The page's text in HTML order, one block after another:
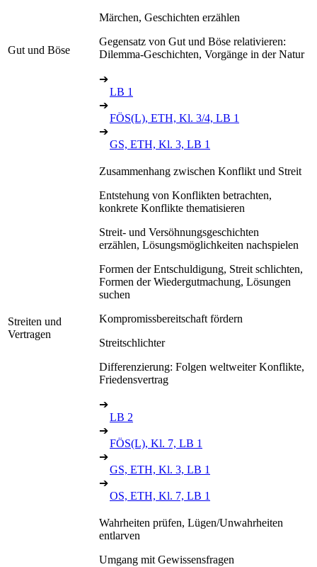
Gut und Böse
Märchen, Geschichten erzählen
Gegensatz von Gut und Böse relativieren:
Dilemma-Geschichten, Vorgänge in der Natur
➔
LB 1
➔
FÖS(L), ETH, Kl. 3/4, LB 1
➔
GS, ETH, Kl. 3, LB 1
Streiten und
Vertragen
Zusammenhang zwischen Konflikt und Streit
Entstehung von Konflikten betrachten,
konkrete Konflikte thematisieren
Streit- und Versöhnungsgeschichten
erzählen, Lösungsmöglichkeiten nachspielen
Formen der Entschuldigung, Streit schlichten,
Formen der Wiedergutmachung, Lösungen
suchen
Kompromissbereitschaft fördern
Streitschlichter
Differenzierung: Folgen weltweiter Konflikte,
Friedensvertrag
➔
LB 2
➔
FÖS(L), Kl. 7, LB 1
➔
GS, ETH, Kl. 3, LB 1
➔
OS, ETH, Kl. 7, LB 1
Wahrheiten prüfen, Lügen/Unwahrheiten
entlarven
Umgang mit Gewissensfragen